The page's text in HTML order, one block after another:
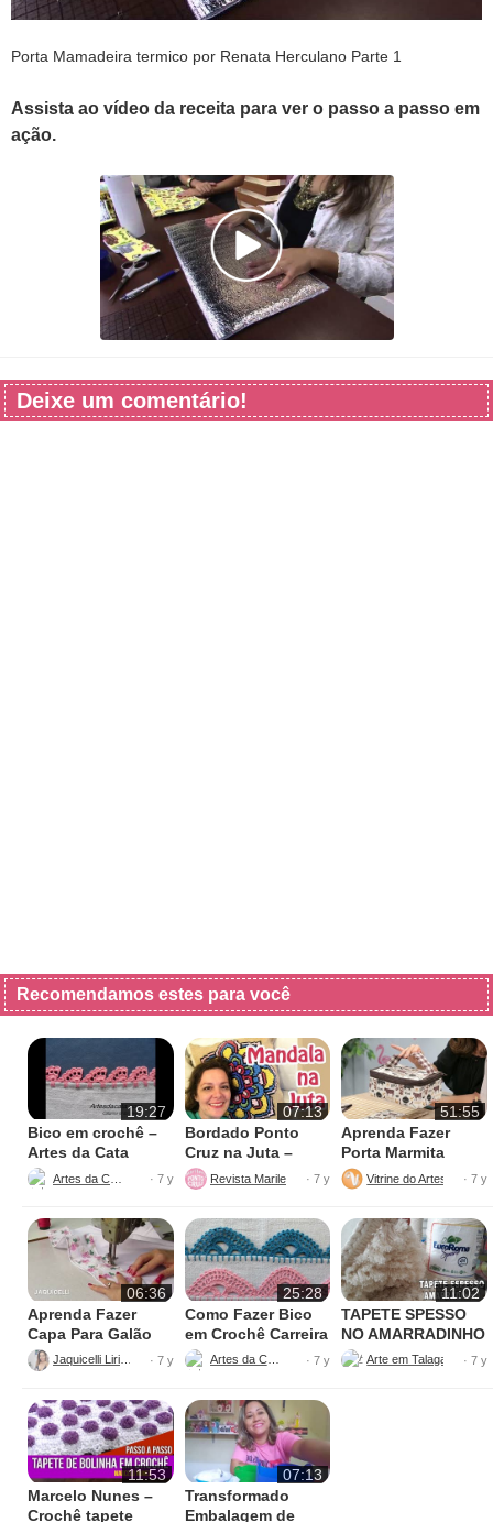
Porta Mamadeira termico por Renata Herculano Parte 1
Assista ao vídeo da receita para ver o passo a passo em
ação.
Deixe um comentário!
Recomendamos estes para você
19:27
Bico em crochê –
Artes da Cata
· 7 y
07:13
Bordado Ponto
Cruz na Juta –
Fácil de Fazer
Revista Marileny Ponto Cruz
· 7 y
51:55
Aprenda Fazer
Porta Marmita
Térmica
Vitrine do Artesanato
· 7 y
06:36
Aprenda Fazer
Capa Para Galão
de Água – 20 litros
Jaquicelli Liriane · 7 y
25:28
Como Fazer Bico
em Crochê Carreira
Única
Artes da Cata · 7 y
11:02
TAPETE SPESSO
NO AMARRADINHO
PERFEITO
· 7 y
11:53
Marcelo Nunes –
Crochê tapete
07:13
Transformado
Embalagem de